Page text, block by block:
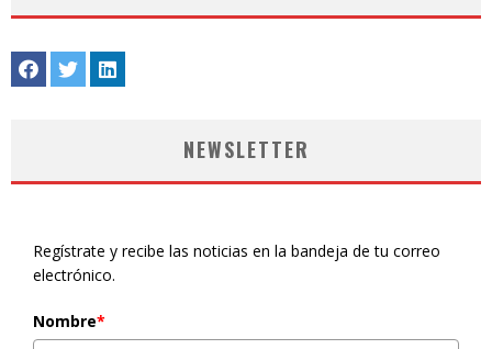
NEWSLETTER
Regístrate y recibe las noticias en la bandeja de tu correo
electrónico.
Nombre*